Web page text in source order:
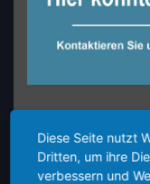
Diese Seite nutzt
Dritten, um ihre
verbessern und